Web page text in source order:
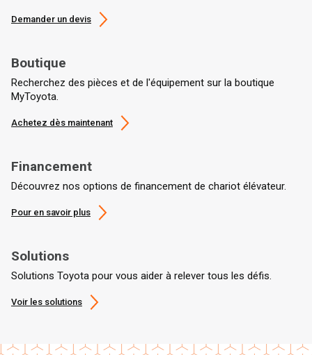
Demander un devis
Boutique
Recherchez des pièces et de l'équipement sur la boutique
MyToyota.
Achetez dès maintenant
Financement
Découvrez nos options de financement de chariot élévateur.
Pour en savoir plus
Solutions
Solutions Toyota pour vous aider à relever tous les défis.
Voir les solutions